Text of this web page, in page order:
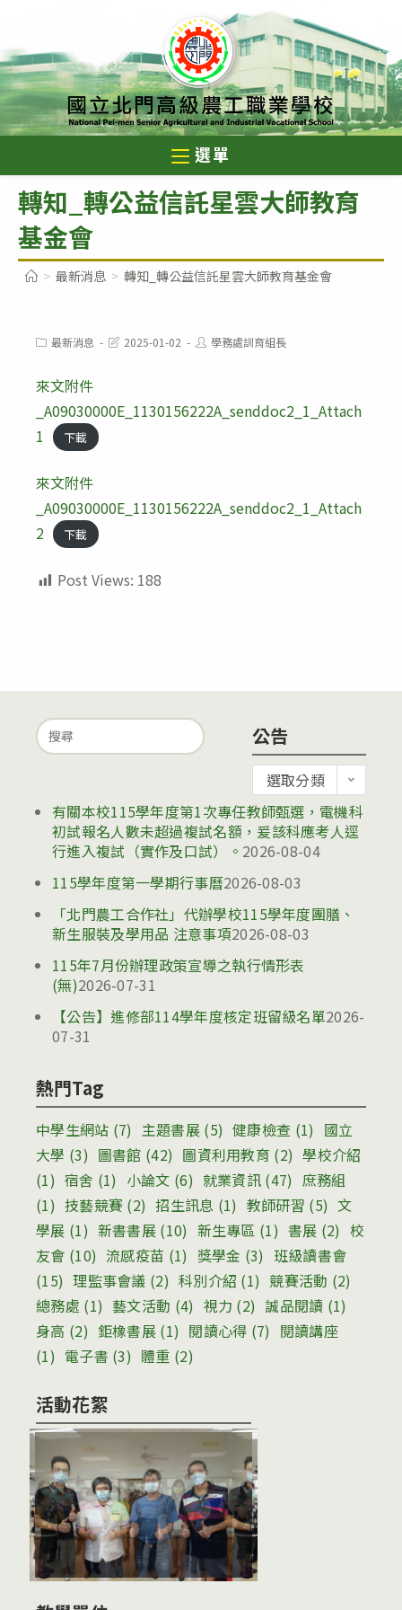
至
主
要
內
選單
轉知_轉公益信託星雲大師教育
基金會
> 最新消息 > 轉知_轉公益信託星雲大師教育基金會
Post最新消息
Post2025-01-02
Post學務處訓育組長
來文附件
_A09030000E_1130156222A_senddoc2_1_Attach
1
下載
來文附件
_A09030000E_1130156222A_senddoc2_1_Attach
2
下載
Post Views: 188
Search
for:
公告
告
選取分類
有關本校115學年度第1次專任教師甄選，電機科
初試報名人數未超過複試名額，爰該科應考人逕
行進入複試（實作及口試）。 2026-08-04
115學年度第一學期行事曆2026-08-03
「北門農工合作社」代辦學校115學年度團膳、
新生服裝及學用品 注意事項2026-08-03
115年7月份辦理政策宣導之執行情形表
(無)2026-07-31
【公告】進修部114學年度核定班留級名單2026-
07-31
熱門Tag
中學生網站 (7) 主題書展(5) 健康檢查 (1) 國立
大學 (3) 圖書館 (42) 圖資利用教育 (2) 學校介紹
(1) 宿舍 (1) 小論文 (6) 就業資訊 (47) 庶務組
(1) 技藝競賽 (2) 招生訊息 (1) 教師研習 (5) 文
學展 (1) 新書書展 (10) 新生專區 (1) 書展 (2) 校
友會 (10) 流感疫苗 (1) 獎學金 (3) 班級讀書會
(15) 理監事會議 (2) 科別介紹 (1) 競賽活動 (2)
總務處 (1) 藝文活動 (4) 視力 (2) 誠品閱讀 (1)
身高 (2) 鉅橡書展 (1) 閱讀心得 (7) 閱讀講座
(1) 電子書 (3) 體重 (2)
活動花絮